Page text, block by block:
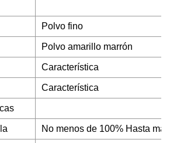
Polvo fino
Polvo amarillo marrón
Característica
Característica
No menos de 100% Hasta